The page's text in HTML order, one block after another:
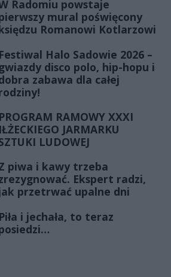
Radomiu powstaje
mural poświęcony
Romanowi Kotlarzowi
Festiwal Halo Sadowie 2026 –
disco polo, hip-hopu i
zabawa dla całej
PROGRAM RAMOWY XXXI
IŁŻECKIEGO JARMARKU
LUDOWEJ
piwa i kawy trzeba
Ekspert radzi,
przetrwać upalne dni
Piła i jechała, to teraz